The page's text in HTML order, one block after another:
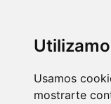
Usamos
mostrarte